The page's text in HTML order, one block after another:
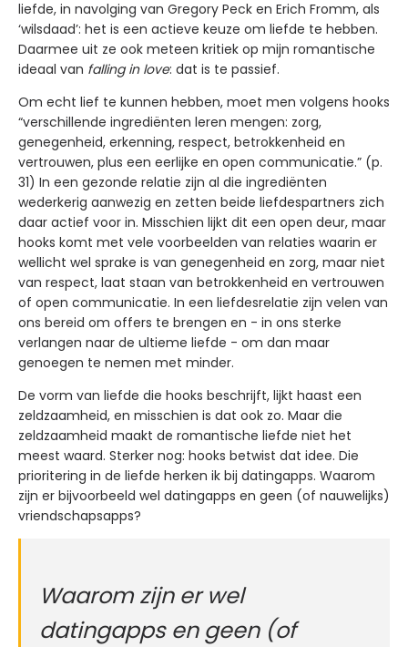
liefde, in navolging van Gregory Peck en Erich Fromm, als
‘wilsdaad’: het is een actieve keuze om liefde te hebben.
Daarmee uit ze ook meteen kritiek op mijn romantische
ideaal van falling in love: dat is te passief.
Om echt lief te kunnen hebben, moet men volgens hooks
“verschillende ingrediënten leren mengen: zorg,
genegenheid, erkenning, respect, betrokkenheid en
vertrouwen, plus een eerlijke en open communicatie.” (p.
31) In een gezonde relatie zijn al die ingrediënten
wederkerig aanwezig en zetten beide liefdespartners zich
daar actief voor in. Misschien lijkt dit een open deur, maar
hooks komt met vele voorbeelden van relaties waarin er
wellicht wel sprake is van genegenheid en zorg, maar niet
van respect, laat staan van betrokkenheid en vertrouwen
of open communicatie. In een liefdesrelatie zijn velen van
ons bereid om offers te brengen en - in ons sterke
verlangen naar de ultieme liefde - om dan maar
genoegen te nemen met minder.
De vorm van liefde die hooks beschrijft, lijkt haast een
zeldzaamheid, en misschien is dat ook zo. Maar die
zeldzaamheid maakt de romantische liefde niet het
meest waard. Sterker nog: hooks betwist dat idee. Die
prioritering in de liefde herken ik bij datingapps. Waarom
zijn er bijvoorbeeld wel datingapps en geen (of nauwelijks)
vriendschapsapps?
Waarom zijn er wel
datingapps en geen (of